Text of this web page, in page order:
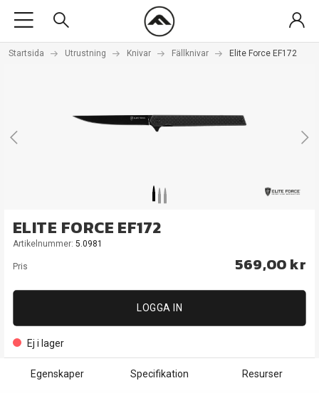
Startsida Utrustning Knivar Fällknivar Elite Force EF172
ELITE FORCE EF172
Artikelnummer: 5.0981
Pris 569,00 kr
LOGGA IN
Ej i lager
Egenskaper Specifikation Resurser